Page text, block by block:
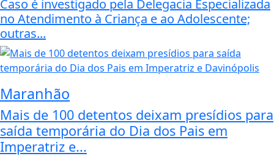
Caso é investigado pela Delegacia Especializada
no Atendimento à Criança e ao Adolescente;
outras...
Maranhão
Mais de 100 detentos deixam presídios para
saída temporária do Dia dos Pais em
Imperatriz e...